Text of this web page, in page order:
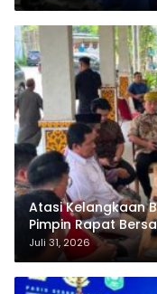
Atasi Kelangkaan
Pimpin Rapat
Pertamina
Juli 31, 2026